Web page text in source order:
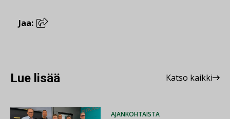
Jaa:
Lue lisää Katso kaikki
AJANKOHTAISTA